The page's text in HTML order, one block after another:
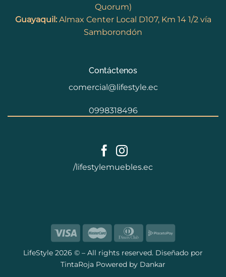
Quorum)
Guayaquil:Almax Center Local D107, Km 14 1/2 vía
Samborondón
Contáctenos
comercial@lifestyle.ec
0998318496
/lifestylemuebles.ec
LifeStyle 2026 © – All rights reserved. Diseñado por
TintaRoja Powered by Dankar